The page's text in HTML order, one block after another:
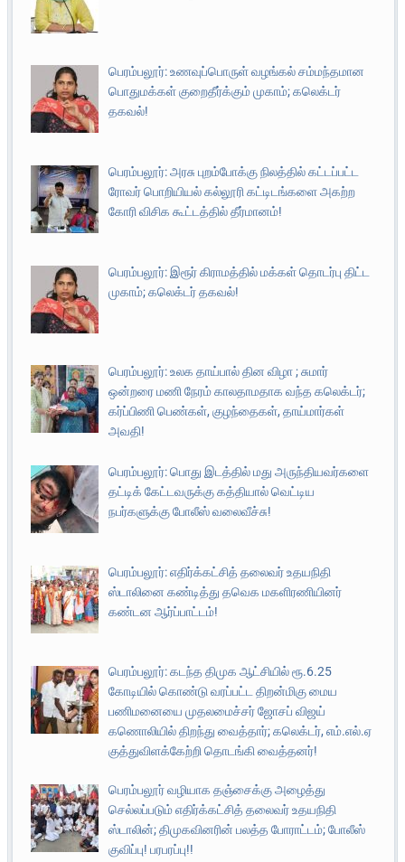
பெரம்பலூர்: உணவுப்பொருள் வழங்கல் சம்மந்தமான
பொதுமக்கள் குறைதீர்க்கும் முகாம்; கலெக்டர்
தகவல்!
பெரம்பலூர்: அரசு புறம்போக்கு நிலத்தில் கட்டப்பட்ட
ரோவர் பொறியியல் கல்லூரி கட்டிடங்களை அகற்ற
கோரி விசிக கூட்டத்தில் தீர்மானம்!
பெரம்பலூர்: இரூர் கிராமத்தில் மக்கள் தொடர்பு திட்ட
முகாம்; கலெக்டர் தகவல்!
பெரம்பலூர்: உலக தாய்பால் தின விழா ; சுமார்
ஒன்றரை மணி நேரம் காலதாமதாக வந்த கலெக்டர்;
கர்ப்பிணி பெண்கள், குழந்தைகள், தாய்மார்கள்
அவதி!
பெரம்பலூர்: பொது இடத்தில் மது அருந்தியவர்களை
தட்டிக் கேட்டவருக்கு கத்தியால் வெட்டிய
நபர்களுக்கு போலீஸ் வலைவீச்சு!
பெரம்பலூர்: எதிர்க்கட்சித் தலைவர் உதயநிதி
ஸ்டாலினை கண்டித்து தவெக மகளிரணியினர்
கண்டன ஆர்ப்பாட்டம்!
பெரம்பலூர்: கடந்த திமுக ஆட்சியில் ரூ.6.25
கோடியில் கொண்டு வரப்பட்ட திறன்மிகு மைய
பணிமனையை முதலமைச்சர் ஜோசப் விஜய்
கணொலியில் திறந்து வைத்தார்; கலெக்டர், எம்.எல்.ஏ
குத்துவிளக்கேற்றி தொடங்கி வைத்தனர்!
பெரம்பலூர் வழியாக தஞ்சைக்கு அழைத்து
செல்லப்படும் எதிர்க்கட்சித் தலைவர் உதயநிதி
ஸ்டாலின்; திமுகவினரின் பலத்த போராட்டம்; போலீஸ்
குவிப்பு! பரபரப்பு!!